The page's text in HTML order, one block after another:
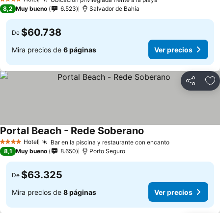
4 Estrellas
8,2 Muy bueno 6.523 Salvador de Bahía
De $60.738
Mira precios de 6 páginas Ver precios
Compartir
4 EstrellasHotel Bar en la piscina y restaurante con encanto
Portal Beach - Rede Soberano
8,1 Muy bueno 8.650 Porto Seguro
De $63.325
Mira precios de 8 páginas Ver precios